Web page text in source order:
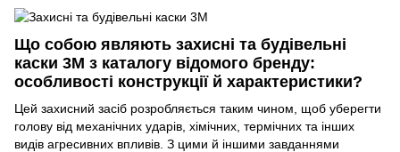
Що собою являють захисні та будівельні
каски 3М з каталогу відомого бренду:
особливості конструкції й характеристики?
Цей захисний засіб розробляється таким чином, щоб уберегти
голову від механічних ударів, хімічних, термічних та інших
видів агресивних впливів. З цими й іншими завданнями